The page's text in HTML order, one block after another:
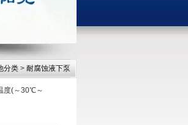
分类 > 耐腐蚀液下泵
度(～30℃～